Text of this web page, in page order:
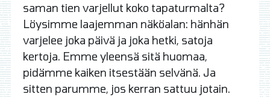
saman tien varjellut koko tapaturmalta?
Löysimme laajemman näköalan: hänhän
varjelee joka päivä ja joka hetki, satoja
kertoja. Emme yleensä sitä huomaa,
pidämme kaiken itsestään selvänä. Ja
sitten parumme, jos kerran sattuu jotain.